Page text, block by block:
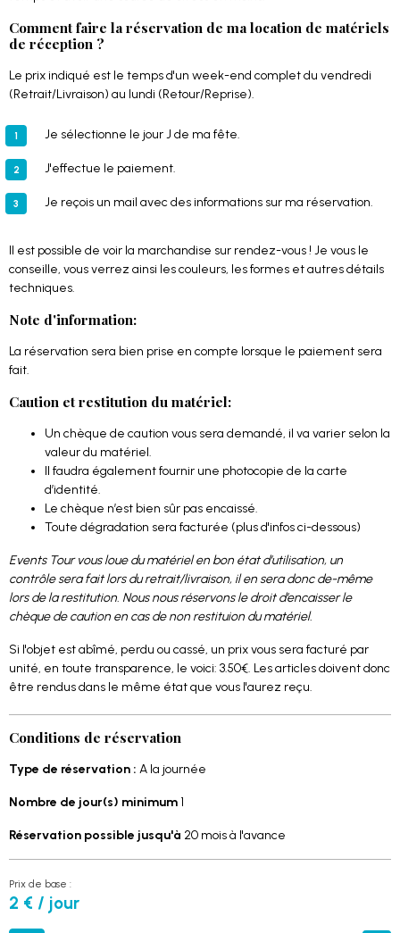
Comment faire la réservation de ma location de matériels
de réception ?
Le prix indiqué est le temps d'un week-end complet du vendredi
(Retrait/Livraison) au lundi (Retour/Reprise).
Je sélectionne le jour J de ma fête.
J'effectue le paiement.
Je reçois un mail avec des informations sur ma réservation.
Il est possible de voir la marchandise sur rendez-vous ! Je vous le
conseille, vous verrez ainsi les couleurs, les formes et autres détails
techniques.
Note d'information:
La réservation sera bien prise en compte lorsque le paiement sera
fait.
Caution et restitution du matériel:
Un chèque de caution vous sera demandé, il va varier selon la
valeur du matériel.
Il faudra également fournir une photocopie de la carte
d’identité.
Le chèque n’est bien sûr pas encaissé.
Toute dégradation sera facturée (plus d'infos ci-dessous)
Events Tour vous loue du matériel en bon état d’utilisation, un
contrôle sera fait lors du retrait/livraison, il en sera donc de-même
lors de la restitution. Nous nous réservons le droit d’encaisser le
chèque de caution en cas de non restituion du matériel.
Si l'objet est abîmé, perdu ou cassé, un prix vous sera facturé par
unité, en toute transparence, le voici: 3.50€. Les articles doivent donc
être rendus dans le même état que vous l'aurez reçu.
Conditions de réservation
Type de réservation : A la journée
Nombre de jour(s) minimum 1
Réservation possible jusqu'à 20 mois à l'avance
Prix de base :
2 € / jour